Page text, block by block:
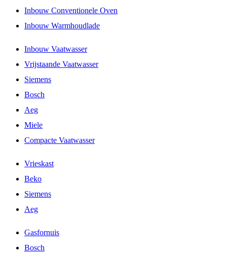
Inbouw Conventionele Oven
Inbouw Warmhoudlade
Inbouw Vaatwasser
Vrijstaande Vaatwasser
Siemens
Bosch
Aeg
Miele
Compacte Vaatwasser
Vrieskast
Beko
Siemens
Aeg
Gasfornuis
Bosch